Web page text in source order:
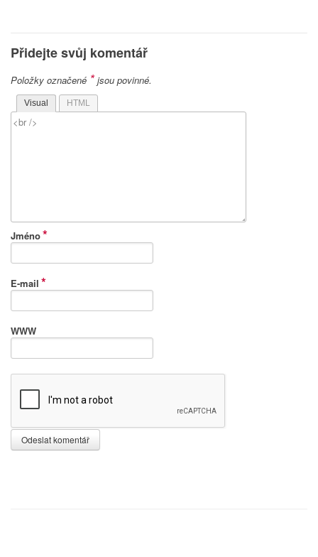
Přidejte svůj komentář
Položky označené *jsou povinné.
Visual HTML
Jméno*
E-mail *
WWW